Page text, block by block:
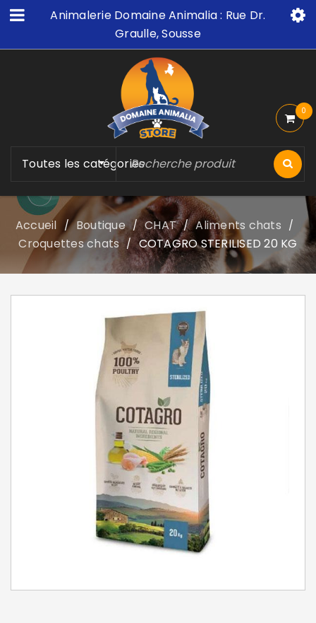
Animalerie Domaine Animalia : Rue Dr.
Graulle, Sousse
Toutes les catégories
0
Accueil / Boutique / CHAT / Aliments chats /
Croquettes chats / COTAGRO STERILISED 20 KG